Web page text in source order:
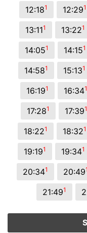
12:181 12:291
13:111 13:221
14:051 14:151
14:581 15:131
16:191 16:341
17:281 17:391
18:221 18:321
19:191 19:341
20:341 20:491
21:491